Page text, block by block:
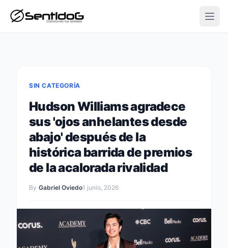
SIN CATEGORÍA
Hudson Williams agradece
sus 'ojos anhelantes desde
abajo' después de la
histórica barrida de premios
de la acalorada rivalidad
By Gabriel Oviedo1 junio, 2026